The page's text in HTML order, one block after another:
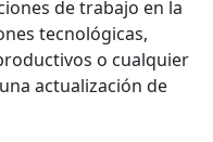
de trabajo en la
tecnológicas,
o cualquier
actualización de